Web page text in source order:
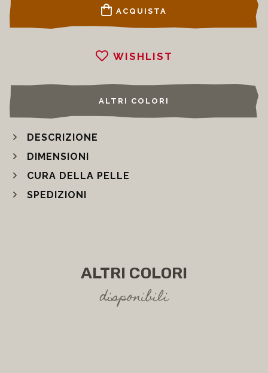
ACQUISTA
WISHLIST
ALTRI COLORI
DESCRIZIONE
DIMENSIONI
CURA DELLA PELLE
SPEDIZIONI
ALTRI COLORI
disponibili